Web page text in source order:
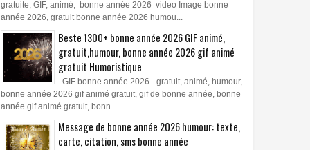
gratuite, GIF, animé, bonne année 2026 video Image bonne
année 2026, gratuit bonne année 2026 humou...
Beste 1300+ bonne année 2026 GIF animé,
gratuit,humour, bonne année 2026 gif animé
gratuit Humoristique
GIF bonne année 2026 - gratuit, animé, humour,
bonne année 2026 gif animé gratuit, gif de bonne année, bonne
année gif animé gratuit, bonn...
Message de bonne année 2026 humour: texte,
carte, citation, sms bonne année